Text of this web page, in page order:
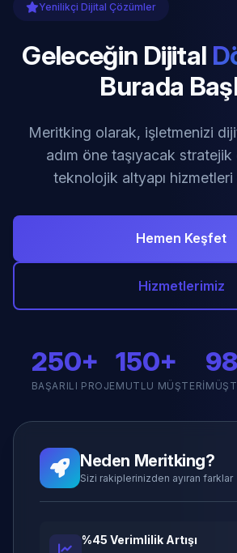
Yenilikçi Dijital Çözümler
Geleceğin Dijital
Burada
Meritking olarak, işletmenizi
adım öne taşıyacak
teknolojik altyapı hizmetleri
Hemen Keşfet
Hizmetlerimiz
250+
BAŞARILI PROJE
150+
MUTLU MÜŞTERI
Neden Meritking?
Sizi rakiplerinizden ayıran farklar
%45 Verimlilik Artışı